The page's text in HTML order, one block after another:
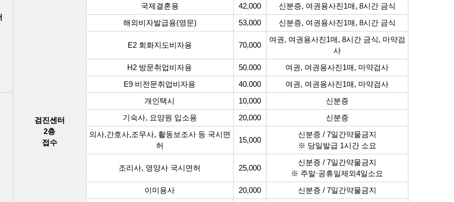
검진센터
2층
접수
국제결혼용
42,000
신분증, 여권용사진1매, 8시간 금식
해외비자발급용(영문)
53,000 신분증, 여권용사진1매, 8시간 금식
E2 회화지도비자용 70,000
여권, 여권용사진1매, 8시간 금식, 마약검
사
H2 방문취업비자용
50.000
여권, 여권용사진1매, 마약검사
E9 비전문취업비자용
40.000
여권, 여권용사진1매, 마약검사
개인택시
10,000
신분증
기숙사, 요양원 입소용
20,000
신분증
의사,간호사,조무사, 활동보조사 등 국시면
허
15,000
신분증 / 7일간약물금지
※ 당일발급 1시간 소요
조리사, 영양사 국시면허 25,000
신분증 / 7일간약물금지
※ 주말·공휴일제외4일소요
이미용사
20,000 신분증 / 7일간약물금지